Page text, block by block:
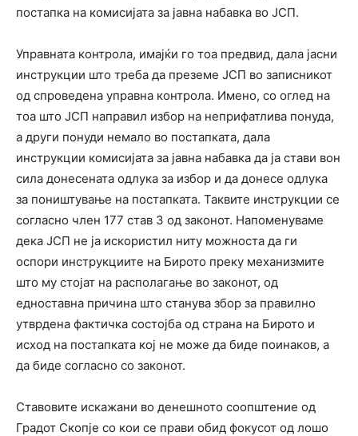
постапка на комисијата за јавна набавка во ЈСП.
Управната контрола, имајќи го тоа предвид, дала јасни
инструкции што треба да преземе ЈСП во записникот
од спроведена управна контрола. Имено, со оглед на
тоа што ЈСП направил избор на неприфатлива понуда,
а други понуди немало во постапката, дала
инструкции комисијата за јавна набавка да ја стави вон
сила донесената одлука за избор и да донесе одлука
за поништување на постапката. Таквите инструкции се
согласно член 177 став 3 од законот. Напоменуваме
дека ЈСП не ја искористил ниту можноста да ги
оспори инструкциите на Бирото преку механизмите
што му стојат на располагање во законот, од
едноставна причина што станува збор за правилно
утврдена фактичка состојба од страна на Бирото и
исход на постапката кој не може да биде поинаков, а
да биде согласно со законот.
Ставовите искажани во денешното соопштение од
Градот Скопје со кои се прави обид фокусот од лошо